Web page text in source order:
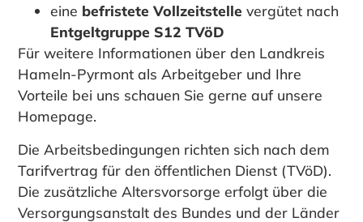
eine befristete Vollzeitstelle vergütet nach
Entgeltgruppe S12 TVöD
Für weitere Informationen über den Landkreis
Hameln-Pyrmont als Arbeitgeber und Ihre
Vorteile bei uns schauen Sie gerne auf unsere
Homepage.
Die Arbeitsbedingungen richten sich nach dem
Tarifvertrag für den öffentlichen Dienst (TVöD).
Die zusätzliche Altersvorsorge erfolgt über die
Versorgungsanstalt des Bundes und der Länder